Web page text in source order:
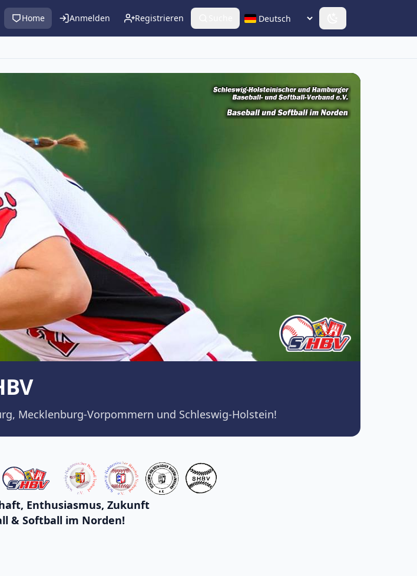
Home Anmelden Registrieren Sprache wählen
Mecklenburg-Vorpommern und Schleswig-Holstein!
Enthusiasmus, Zukunft
& Softball im Norden!